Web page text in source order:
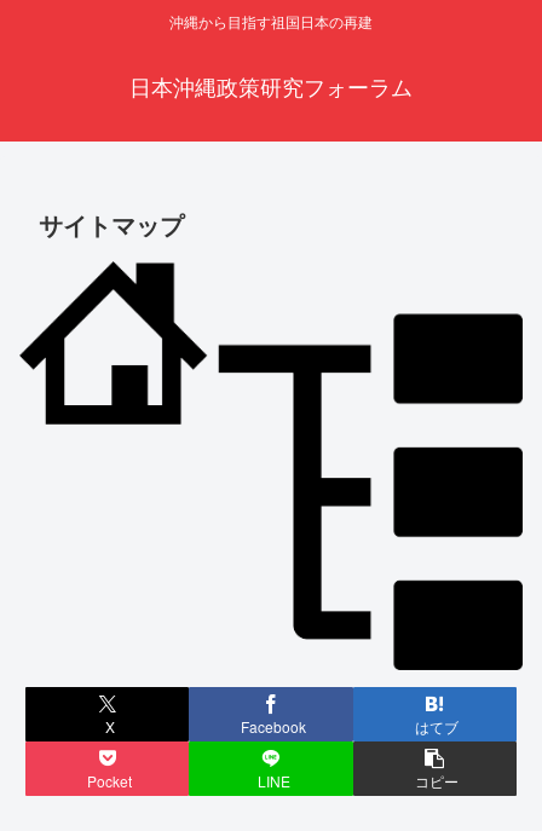
沖縄から目指す祖国日本の再建
日本沖縄政策研究フォーラム
サイトマップ
X Facebook はてブ
Pocket LINE コピー